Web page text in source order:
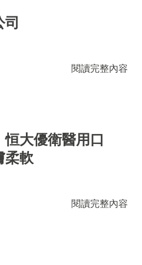
司
閱讀完整內容
恒大優衛醫用口
柔軟
閱讀完整內容